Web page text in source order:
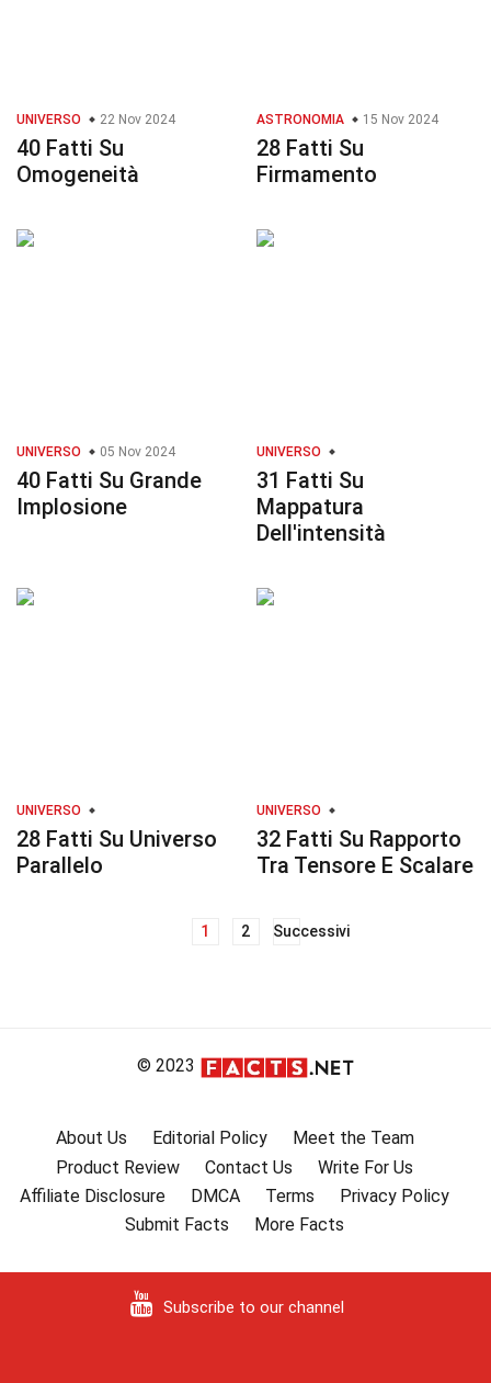
UNIVERSO 22 Nov 2024
40 Fatti Su
Omogeneità
ASTRONOMIA 15 Nov 2024
28 Fatti Su
Firmamento
UNIVERSO 05 Nov 2024
40 Fatti Su Grande
Implosione
UNIVERSO
31 Fatti Su
Mappatura
Dell'intensità
UNIVERSO
28 Fatti Su Universo
Parallelo
UNIVERSO
32 Fatti Su Rapporto
Tra Tensore E Scalare
1 2 Successivi
© 2023
About Us Editorial Policy
Meet the Team
Product Review
Contact Us
Write For Us
Affiliate Disclosure
DMCA Terms
Privacy Policy
Submit Facts
More Facts
Subscribe to our channel